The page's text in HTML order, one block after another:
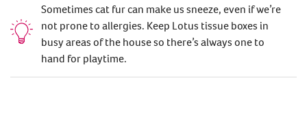
Sometimes cat fur can make us sneeze, even if we’re
not prone to allergies. Keep Lotus tissue boxes in
busy areas of the house so there’s always one to
hand for playtime.